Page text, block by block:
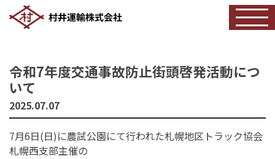
令和7年度交通事故防止街頭啓発活動につ
いて
2025.07.07
7月6日(日)に農試公園にて行われた札幌地区トラック協会
札幌西支部主催の